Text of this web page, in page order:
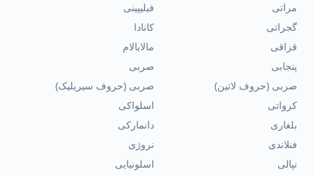
مراتی
فیلیپینی
گجراتی
کانادا
قزاقی
مالایالام
پنجابی
صربی
صربی (حروف لاتین)
صربی (حروف سیریلیک)
کرواتی
اسلواکی
بلغاری
دانمارکی
فنلاندی
نروژی
نپالی
اسلونیایی